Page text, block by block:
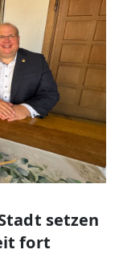
setzen
fort